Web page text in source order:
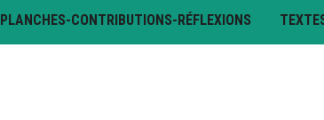
PLANCHES-CONTRIBUTIONS-RÉFLEXIONS